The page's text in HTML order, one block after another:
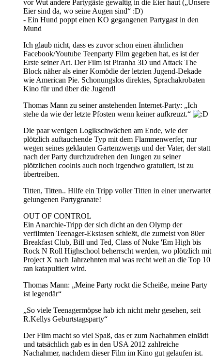
vor Wut andere Partygäste gewaltig in die Eier haut („Unsere
Eier sind da, wo seine Augen sind“ :D)
- Ein Hund poppt einen KO gegangenen Partygast in den
Mund
Ich glaub nicht, dass es zuvor schon einen ähnlichen
Facebook/Youtube Teenparty Film gegeben hat, es ist der
Erste seiner Art. Der Film ist Piranha 3D und Attack The
Block näher als einer Komödie der letzten Jugend-Dekade
wie American Pie. Schonungslos direktes, Sprachakrobaten
Kino für und über die Jugend!
Thomas Mann zu seiner anstehenden Internet-Party: „Ich
stehe da wie der letzte Pfosten wenn keiner aufkreuzt.“
Die paar wenigen Logikschwächen am Ende, wie der
plötzlich auftauchende Typ mit dem Flammenwerfer, nur
wegen seines geklauten Gartenzwergs und der Vater, der statt
nach der Party durchzudrehen den Jungen zu seiner
plötzlichen coolnis auch noch irgendwo gratuliert, ist zu
übertreiben.
Titten, Titten.. Hilfe ein Tripp voller Titten in einer unerwartet
gelungenen Partygranate!
OUT OF CONTROL
Ein Anarchie-Tripp der sich dicht an den Olymp der
verfilmten Teenager-Ekstasen schießt, die zumeist von 80er
Breakfast Club, Bill und Ted, Class of Nuke 'Em High bis
Rock N Roll Highschool beherrscht werden, wo plötzlich mit
Project X nach Jahrzehnten mal was recht weit an die Top 10
ran katapultiert wird.
Thomas Mann: „Meine Party rockt die Scheiße, meine Party
ist legendär“
„So viele Teenagermöpse hab ich nicht mehr gesehen, seit
R.Kellys Geburtstagsparty“
Der Film macht so viel Spaß, das er zum Nachahmen einlädt
und tatsächlich gab es in den USA 2012 zahlreiche
Nachahmer, nachdem dieser Film im Kino gut gelaufen ist.